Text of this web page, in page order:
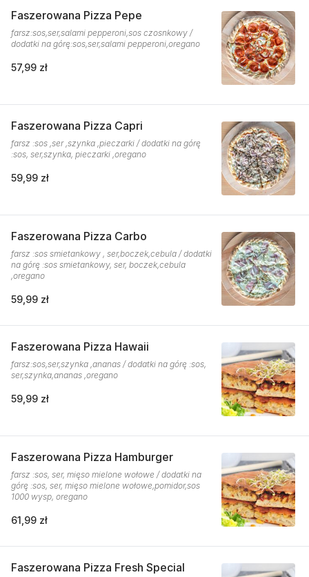
Faszerowana Pizza Pepe
farsz:sos,ser,salami pepperoni,sos czosnkowy /
dodatki na górę:sos,ser,salami pepperoni,oregano
57,99 zł
Faszerowana Pizza Capri
farsz :sos ,ser ,szynka ,pieczarki / dodatki na górę
:sos, ser,szynka, pieczarki ,oregano
59,99 zł
Faszerowana Pizza Carbo
farsz :sos smietankowy , ser,boczek,cebula / dodatki
na górę :sos smietankowy, ser, boczek,cebula
,oregano
59,99 zł
Faszerowana Pizza Hawaii
farsz:sos,ser,szynka ,ananas / dodatki na górę :sos,
ser,szynka,ananas ,oregano
59,99 zł
Faszerowana Pizza Hamburger
farsz :sos, ser, mięso mielone wołowe / dodatki na
górę :sos, ser, mięso mielone wołowe,pomidor,sos
1000 wysp, oregano
61,99 zł
Faszerowana Pizza Fresh Special